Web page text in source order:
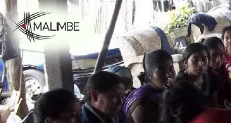
Skip
to
content